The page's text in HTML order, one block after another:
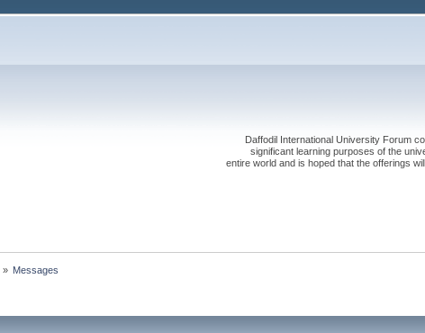
Daffodil International University Forum
significant learning purposes of the
entire world and is hoped that the offerings
» Messages